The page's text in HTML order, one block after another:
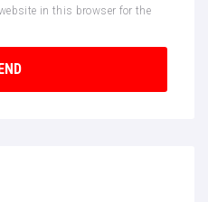
in this browser for the